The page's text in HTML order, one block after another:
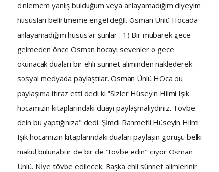
dinlemem yanlış bulduğum veya anlayamadığım diyeyim
hususları belirtmeme engel değil. Osman Ünlü Hocada
anlayamadığım hususlar şunlar : 1) Bir mübarek gece
gelmeden önce Osman hocayı sevenler o gece
okunacak duaları bir ehli sünnet aliminden naklederek
sosyal medyada paylaştılar. Osman Ünlü HOca bu
paylaşıma itiraz etti dedi ki "Sizler Hüseyin Hilmi Işık
hocamızın kitaplarındaki duayı paylaşmalıydınız. Tövbe
dein bu yaptığınıza" dedi. Şİmdi Rahmetli Hüseyin Hilmi
Işık hocamızın kitaplarındaki duaları paylaşın görüşü belki
makul bulunabilir de bir de "tövbe edin" diyor Osman
Ünlü. Nİye tövbe edilecek. Başka ehli sünnet alimlerinin